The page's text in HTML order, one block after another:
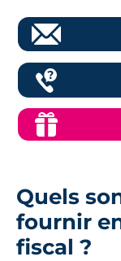
Quels
fournir
fiscal ?